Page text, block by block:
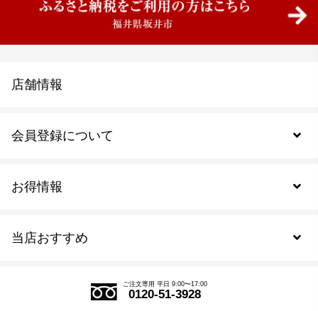
当店おすすめ
式部の香りシリーズ
お得情報
会員登録について
会員規約について
店舗情報
ご注文専用 平日 9:00〜17:00
0120-51-3928